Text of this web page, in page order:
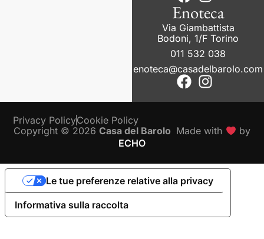
Enoteca
Via Giambattista
Bodoni, 1/F Torino
011 532 038
enoteca@casadelbarolo.com
Copyright © 2026Casa del Barolo Made with
by
ECHO
Privacy PolicyCookie Policy
Informativa sulla raccolta
Le tue preferenze relative alla privacy